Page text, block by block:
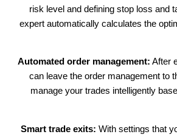
risk level and defining stop loss and
expert automatically calculates the
Automated order management:After
can leave the order management to
manage your trades intelligently
Smart trade exits:With settings that